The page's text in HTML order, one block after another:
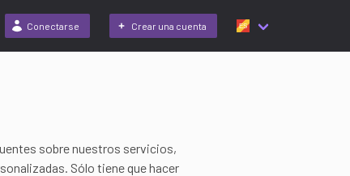
Conectarse Crear una cuenta
sobre nuestros servicios,
Sólo tiene que hacer